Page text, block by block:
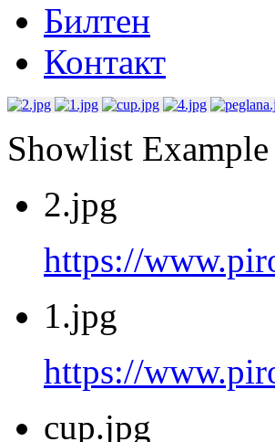
Билтен
Контакт
Showlist
2.jpg
https://
1.jpg
https://
cup.jpg